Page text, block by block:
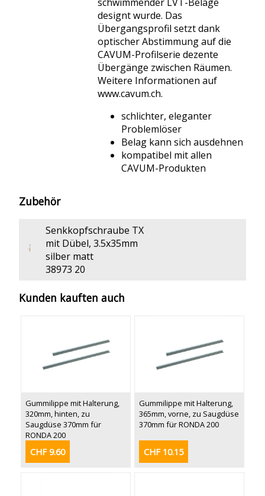
designt wurde. Das
Übergangsprofil setzt dank
optischer Abstimmung auf die
CAVUM-Profilserie dezente
Übergänge zwischen Räumen.
Weitere Informationen auf
www.cavum.ch.
schlichter, eleganter
Problemlöser
Belag kann sich ausdehnen
kompatibel mit allen
CAVUM-Produkten
Zubehör
Senkkopfschraube TX
mit Dübel, 3.5x35mm
silber matt
38973 20
Kunden kauften auch
Gummilippe mit Halterung,
320mm, hinten, zu
Saugdüse 370mm für
RONDA 200
CHF 9.60
Gummilippe mit Halterung,
365mm, vorne, zu Saugdüse
370mm für RONDA 200
CHF 10.15